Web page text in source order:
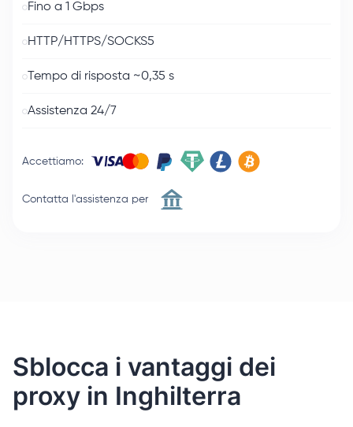
Fino a 1 Gbps
HTTP/HTTPS/SOCKS5
Tempo di risposta ~0,35 s
Assistenza 24/7
Accettiamo:
Contatta l'assistenza per
Sblocca i vantaggi dei
proxy in Inghilterra